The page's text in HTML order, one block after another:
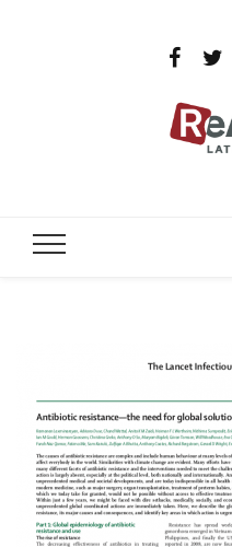
Por un mundo libre de